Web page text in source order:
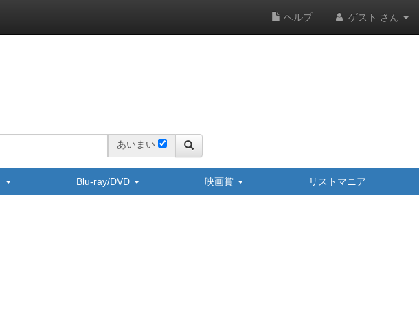
ヘルプ ゲスト さん
あいまい
Blu-ray/DVD 映画賞 リストマニア